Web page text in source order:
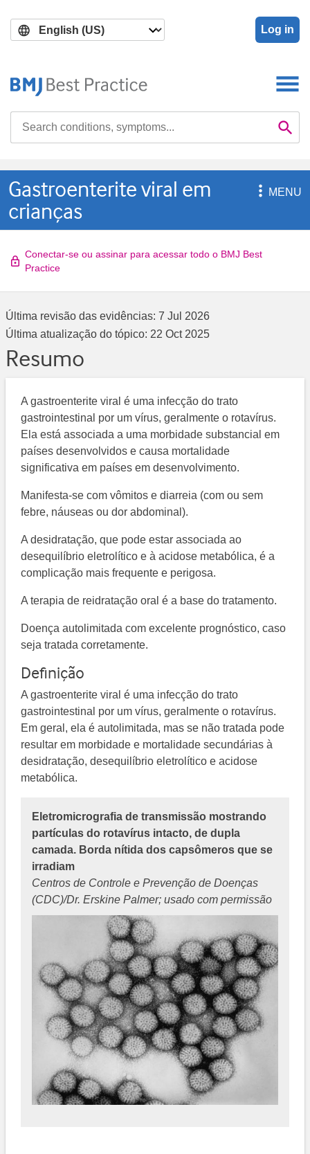
main
search
Log in

Gastroenterite viral em
crianças
MENU
Conectar-se ou assinar para acessar todo o BMJ Best
Practice
Última revisão das evidências: 7 Jul 2026
Última atualização do tópico: 22 Oct 2025
Resumo
A gastroenterite viral é uma infecção do trato
gastrointestinal por um vírus, geralmente o rotavírus.
Ela está associada a uma morbidade substancial em
países desenvolvidos e causa mortalidade
significativa em países em desenvolvimento.
Manifesta-se com vômitos e diarreia (com ou sem
febre, náuseas ou dor abdominal).
A desidratação, que pode estar associada ao
desequilíbrio eletrolítico e à acidose metabólica, é a
complicação mais frequente e perigosa.
A terapia de reidratação oral é a base do tratamento.
Doença autolimitada com excelente prognóstico, caso
seja tratada corretamente.
Definição
A gastroenterite viral é uma infecção do trato
gastrointestinal por um vírus, geralmente o rotavírus.
Em geral, ela é autolimitada, mas se não tratada pode
resultar em morbidade e mortalidade secundárias à
desidratação, desequilíbrio eletrolítico e acidose
metabólica.
Eletromicrografia de transmissão mostrando
partículas do rotavírus intacto, de dupla
camada. Borda nítida dos capsômeros que se
irradiam
Centros de Controle e Prevenção de Doenças
(CDC)/Dr. Erskine Palmer; usado com permissão